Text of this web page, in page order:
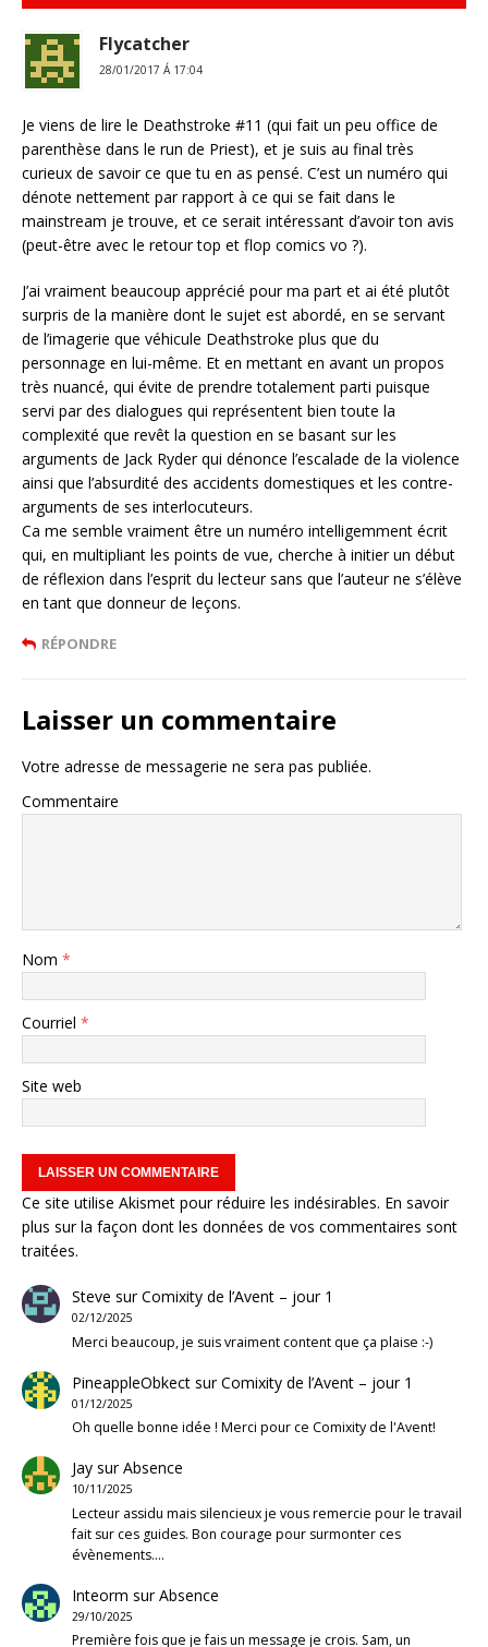
Flycatcher
28/01/2017 Á 17:04
Je viens de lire le Deathstroke #11 (qui fait un peu office de
parenthèse dans le run de Priest), et je suis au final très
curieux de savoir ce que tu en as pensé. C’est un numéro qui
dénote nettement par rapport à ce qui se fait dans le
mainstream je trouve, et ce serait intéressant d’avoir ton avis
(peut-être avec le retour top et flop comics vo ?).
J’ai vraiment beaucoup apprécié pour ma part et ai été plutôt
surpris de la manière dont le sujet est abordé, en se servant
de l’imagerie que véhicule Deathstroke plus que du
personnage en lui-même. Et en mettant en avant un propos
très nuancé, qui évite de prendre totalement parti puisque
servi par des dialogues qui représentent bien toute la
complexité que revêt la question en se basant sur les
arguments de Jack Ryder qui dénonce l’escalade de la violence
ainsi que l’absurdité des accidents domestiques et les contre-
arguments de ses interlocuteurs.
Ca me semble vraiment être un numéro intelligemment écrit
qui, en multipliant les points de vue, cherche à initier un début
de réflexion dans l’esprit du lecteur sans que l’auteur ne s’élève
en tant que donneur de leçons.
RÉPONDRE
Laisser un commentaire
Votre adresse de messagerie ne sera pas publiée.
Commentaire
Nom *
Courriel *
Site web
Ce site utilise Akismet pour réduire les indésirables. En savoir
plus sur la façon dont les données de vos commentaires sont
traitées.
Steve surComixity de l’Avent – jour 1
02/12/2025
Merci beaucoup, je suis vraiment content que ça plaise :-)
PineappleObkectsurComixity de l’Avent – jour 1
01/12/2025
Oh quelle bonne idée ! Merci pour ce Comixity de l'Avent!
JaysurAbsence
10/11/2025
Lecteur assidu mais silencieux je vous remercie pour le travail
fait sur ces guides. Bon courage pour surmonter ces
évènements.…
Inteorm surAbsence
29/10/2025
Première fois que je fais un message je crois. Sam, un